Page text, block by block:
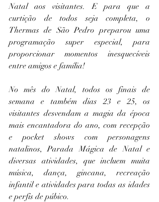
Natal aos visitantes. E para que a
curtição de todos seja completa, o
Thermas de São Pedro preparou uma
programação super especial, para
proporcionar momentos inesquecíveis
entre amigos e família!
No mês do Natal, todos os finais de
semana e também dias 23 e 25, os
visitantes desvendam a magia da época
mais encantadora do ano, com recepção
natalinos, Parada Mágica de Natal e
diversas atividades, que incluem muita
música, dança, gincana, recreação
infantil e atividades para todas as idades
e perfis de púbico.